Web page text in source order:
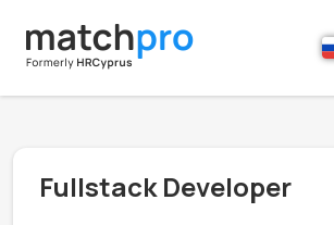
Fullstack Developer